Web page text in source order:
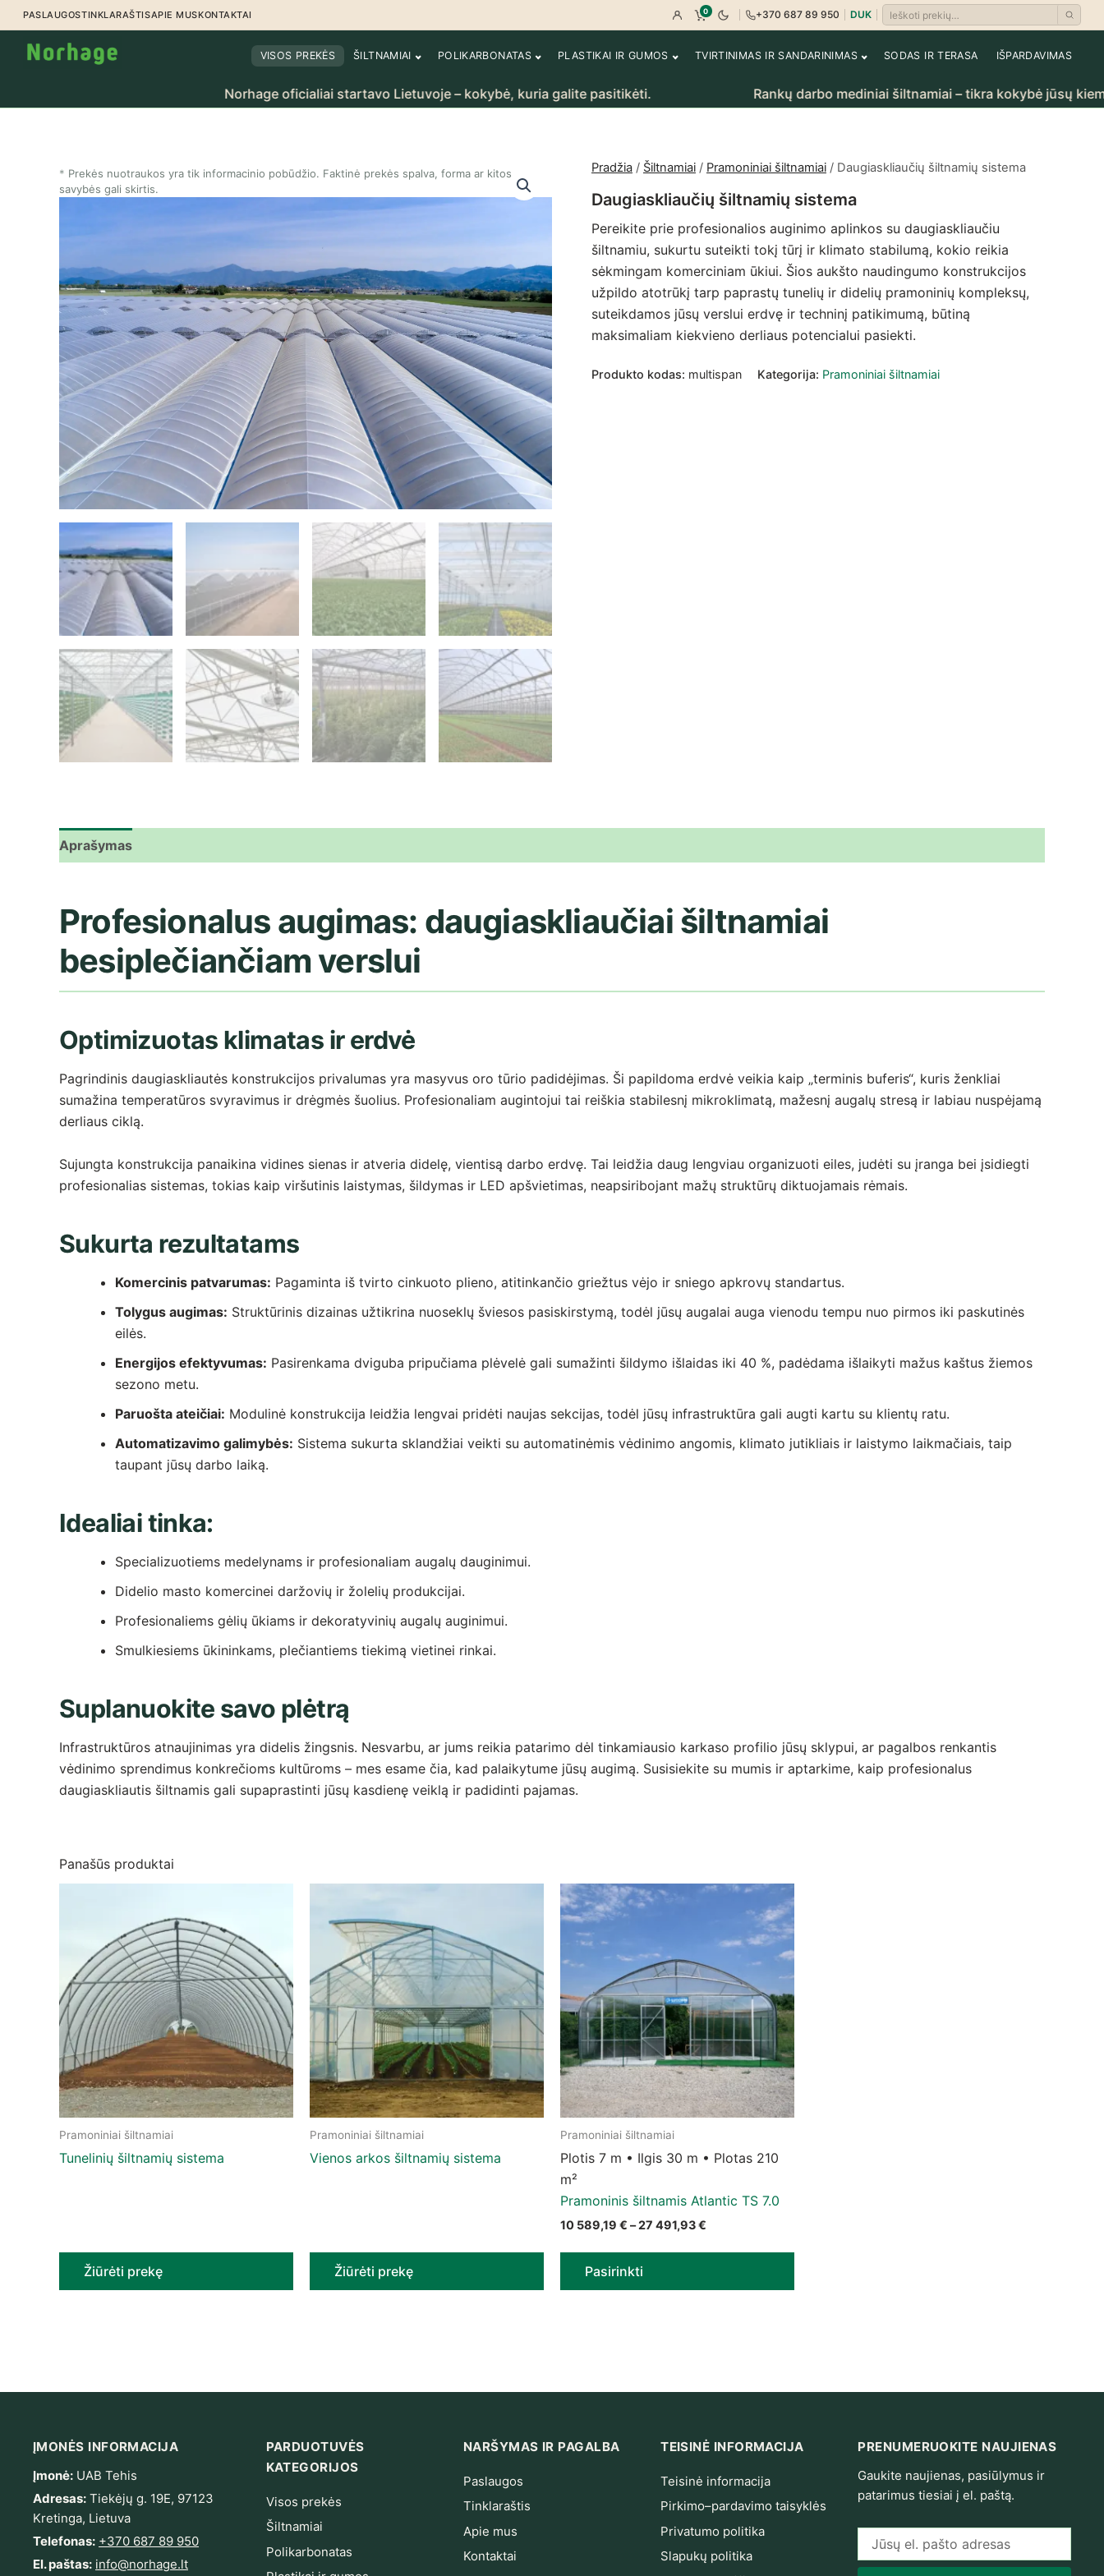
Pereiti prie turinio
PASLAUGOSTINKLARAŠTISAPIE MUSKONTAKTAI
Prisijungti
0
Peržiūrėti krepšelį
+370 687 89 950 DUK Ieškoti prekių
VISOS PREKĖS ŠILTNAMIAI POLIKARBONATAS PLASTIKAI IR GUMOS TVIRTINIMAS IR SANDARINIMAS SODAS IR TERASA IŠPARDAVIMAS
Norhage oficialiai startavo Lietuvoje – kokybė, kuria galite pasitikėti. Rankų darbo mediniai šiltnamiai – tikra kokybė jūsų kiemui.
Prekės nuotraukos yra tik informacinio pobūdžio. Faktinė prekės spalva, forma ar kitos
savybės gali skirtis.
Pradžia / Šiltnamiai / Pramoniniai šiltnamiai / Daugiaskliaučių šiltnamių sistema
Daugiaskliaučių šiltnamių sistema
Pereikite prie profesionalios auginimo aplinkos su daugiaskliaučiu
šiltnamiu, sukurtu suteikti tokį tūrį ir klimato stabilumą, kokio reikia
sėkmingam komerciniam ūkiui. Šios aukšto naudingumo konstrukcijos
užpildo atotrūkį tarp paprastų tunelių ir didelių pramoninių kompleksų,
suteikdamos jūsų verslui erdvę ir techninį patikimumą, būtiną
maksimaliam kiekvieno derliaus potencialui pasiekti.
Produkto kodas: multispan Kategorija: Pramoniniai šiltnamiai
Aprašymas
Profesionalus augimas: daugiaskliaučiai šiltnamiai
besiplečiančiam verslui
Optimizuotas klimatas ir erdvė
Pagrindinis daugiaskliautės konstrukcijos privalumas yra masyvus oro tūrio padidėjimas. Ši papildoma erdvė veikia kaip „terminis buferis“, kuris ženkliai
sumažina temperatūros svyravimus ir drėgmės šuolius. Profesionaliam augintojui tai reiškia stabilesnį mikroklimatą, mažesnį augalų stresą ir labiau nuspėjamą
derliaus ciklą.
Sujungta konstrukcija panaikina vidines sienas ir atveria didelę, vientisą darbo erdvę. Tai leidžia daug lengviau organizuoti eiles, judėti su įranga bei įsidiegti
profesionalias sistemas, tokias kaip viršutinis laistymas, šildymas ir LED apšvietimas, neapsiribojant mažų struktūrų diktuojamais rėmais.
Sukurta rezultatams
Komercinis patvarumas: Pagaminta iš tvirto cinkuoto plieno, atitinkančio griežtus vėjo ir sniego apkrovų standartus.
Tolygus augimas: Struktūrinis dizainas užtikrina nuoseklų šviesos pasiskirstymą, todėl jūsų augalai auga vienodu tempu nuo pirmos iki paskutinės
eilės.
Energijos efektyvumas: Pasirenkama dviguba pripučiama plėvelė gali sumažinti šildymo išlaidas iki 40 %, padėdama išlaikyti mažus kaštus žiemos
sezono metu.
Paruošta ateičiai: Modulinė konstrukcija leidžia lengvai pridėti naujas sekcijas, todėl jūsų infrastruktūra gali augti kartu su klientų ratu.
Automatizavimo galimybės: Sistema sukurta sklandžiai veikti su automatinėmis vėdinimo angomis, klimato jutikliais ir laistymo laikmačiais, taip
taupant jūsų darbo laiką.
Idealiai tinka:
Specializuotiems medelynams ir profesionaliam augalų dauginimui.
Didelio masto komercinei daržovių ir žolelių produkcijai.
Profesionaliems gėlių ūkiams ir dekoratyvinių augalų auginimui.
Smulkiesiems ūkininkams, plečiantiems tiekimą vietinei rinkai.
Suplanuokite savo plėtrą
Infrastruktūros atnaujinimas yra didelis žingsnis. Nesvarbu, ar jums reikia patarimo dėl tinkamiausio karkaso profilio jūsų sklypui, ar pagalbos renkantis
vėdinimo sprendimus konkrečioms kultūroms – mes esame čia, kad palaikytume jūsų augimą. Susisiekite su mumis ir aptarkime, kaip profesionalus
daugiaskliautis šiltnamis gali supaprastinti jūsų kasdienę veiklą ir padidinti pajamas.
Panašūs produktai
Pramoniniai šiltnamiai
Tunelinių šiltnamių sistema
Žiūrėti prekę
Pramoniniai šiltnamiai
Vienos arkos šiltnamių sistema
Žiūrėti prekę
Pramoniniai šiltnamiai
Pramoninis šiltnamis Atlantic TS 7.0
Plotis 7 m • Ilgis 30 m • Plotas 210
m²
10 589,19 € –27 491,93€
Pasirinkti
This product has multiple variants. The options may be chosen on the product page
ĮMONĖS INFORMACIJA
Įmonė: UAB Tehis
Adresas: Tiekėjų g. 19E, 97123
Kretinga, Lietuva
Telefonas: +370 687 89 950
El. paštas: info@norhage.lt
PARDUOTUVĖS
KATEGORIJOS
Visos prekės
Šiltnamiai
Polikarbonatas
NARŠYMAS IR PAGALBA
Paslaugos
Tinklaraštis
Apie mus
Kontaktai
TEISINĖ INFORMACIJA
Teisinė informacija
Pirkimo–pardavimo taisyklės
Privatumo politika
Slapukų politika
PRENUMERUOKITE NAUJIENAS
Gaukite naujienas, pasiūlymus ir
patarimus tiesiai į el. paštą.